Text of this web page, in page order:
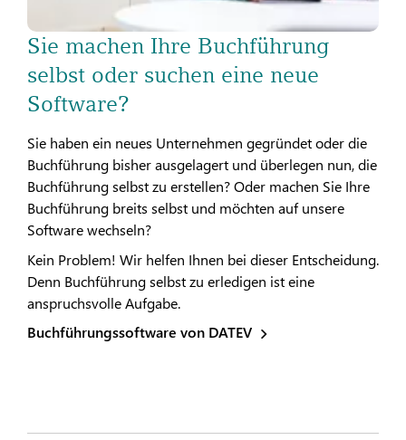
Sie machen Ihre Buchführung
selbst oder suchen eine neue
Software?
Sie haben ein neues Unternehmen gegründet oder die
Buchführung bisher ausgelagert und überlegen nun, die
Buchführung selbst zu erstellen? Oder machen Sie Ihre
Buchführung breits selbst und möchten auf unsere
Software wechseln?
Kein Problem! Wir helfen Ihnen bei dieser Entscheidung.
Denn Buchführung selbst zu erledigen ist eine
anspruchsvolle Aufgabe.
Buchführungssoftware von DATEV